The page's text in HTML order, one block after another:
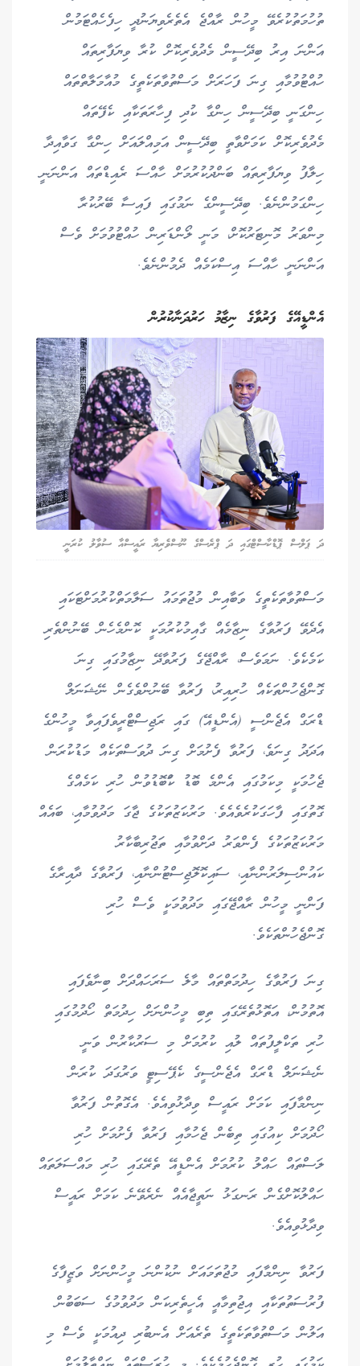
ތުހުމަތުކުރެވޭ މީހުން ރާއްޖެ އެތެރެވިޔަނުދީ ހިފެހެއްޓަމުން
އަންނަ އިރު ބިދޭސީން މެދުވެރިކޮށް ކުރާ ވިޔަފާރިތައް
ހުއްޓުވުމާއި ގިނަ ފަހަރަށް މަސްތުވާތަކެތީގެ މުއާމަލާތްތައް
ހިންގަނީ ބިދޭސީން ހިންގާ ކުދި ފިހާރަތަކާއި ކެފޭތައް
މެދުވެރިކޮށް ކަމަށްވާތީ ބިދޭސީން އަމިއްލައަށް ހިންގާ ގަވާއިދާ
ހިލާފު ވިޔަފާރިތައް ބަންދުކުރުމަށް ހާއްސަ ރެއިޑްތައް އަންނަނީ
ހިންގަމުންނެވެ. ބިދޭސީންގެ ނަމުގައި ފައިސާ ބޭރުކުރާ
މިންވަރު މޮނިޓަރުކޮށް، މަނީ ލޯންޑަރިން ހުއްޓުވުމަށް ވެސް
އަންނަނީ ހާއްސަ އިސްކަމެއް ދެމުންނެވެ.
އެންޑީއޭގެ ފަރުވާގެ ނިޒާމު ހަރުދަނާކުރުން
ދަ ޕަލްސް ޕޮޑްކާސްޓްގައި ދަ ޕްރެސްގެ ނޫސްވެރިޔާ ރައީސްއާ ސުވާލު ކުރަނީ
މަސްތުވާތަކެތީގެ ވަބާއިން މުޖުތަމައު ސަލާމަތްކުރުމަށްޓަކައި
އެދެވޭ ފަރުވާގެ ނިޒާމެއް ގާއިމުކުރުމަކީ ކޮންމެހެން ބޭނުންތެރި
ކަމެކެވެ. ނަމަވެސް، ރާއްޖޭގެ ފަރުވާދޭ ނިޒާމުގައި ގިނަ
ގޮންޖެހުންތަކެއް ހުރިއިރު، ފަރުވާ ބޭނުންވެގެން ނޭޝަނަލް
ޑްރަގް އެޖެންސީ (އެންޑީއޭ) ގައި ރަޖިސްޓްރީވެފައިވާ މީހުންގެ
އަދަދު ގިނަވެ، ފަރުވާ ފެށުމަށް ގިނަ ދުވަސްތަކެއް މަޑުކުރަން
ޖެހުމަކީ މިކަމުގައި އެންމެ ބޮޑު ކަްބޮޑުވުން ހުރި ކަމެއްގެ
ގޮތުގައި ފާހަގަކުރެވެއެވެ. މަރުކަޒުތަކުގެ ޖާގަ މަދުވުމާއި، ބައެއް
މަރުކަޒުތަކުގެ ފެންވަރު ދަށްވުމާއި ތަޖުރިބާކާރު
ކައުންސިލަރުންނާއި، ސައިކޮލޮޖިސްޓުންނާއި، ފަރުވާގެ ދާއިރާގެ
ފަންނީ މީހުން ރާއްޖޭގައި މަދުވުމަކީ ވެސް ހުރި
ގޮންޖެހުންތަކެވެ.
ގިނަ ފަރުވާގެ ހިދުމަތްތައް މާލެ ސަރަހައްދަށް ބިނާވެފައި
އޮތުމުން، އަތޮޅުތެރޭގައި ތިބި މީހުންނަށް ހިދުމަތް ހޯދުމުގައި
ހުރި ތަކްލީފުތައް ލުއި ކުރުމަށް މި ސަރުކާރުން ވަނީ
ނެޝަނަލް ޑްރަގް އެޖެންސީގެ ކެޕޭސިޓީ ވަރުގަދަ ކުރަން
ނިންމާފައި ކަމަށް ރައީސް ވިދާޅުވިއެވެ. އެގޮތުން ފަރުވާ
ހޯދުމަށް ކިއުގައި ތިބެން ޖެހުމާއި ފަރުވާ ފެށުމަށް ހުރި
ލަސްތައް ހައްލު ކުރުމަށް އެންޑީއޭ ތެރޭގައި ހުރި މައްސަލަތައް
ހައްލުކޮށްގެން ރަނގަޅު ނަތީޖާއެއް ނެރެވޭނެ ކަމަށް ރައީސް
ވިދާޅުވިއެވެ.
ފަރުވާ ނިންމާފައި މުޖުތަމައަށް ނުކުންނަ މީހުންނަށް ވަޒީފާގެ
ފުރުސަތުތަކާއި އިޖުތިމާއީ އެހީތެރިކަން މަދުވުމުގެ ސަބަބުން
އަލުން މަސްތުވާތަކެތީގެ ތެރެއަށް އެނބުރި ދިއުމަކީ ވެސް މި